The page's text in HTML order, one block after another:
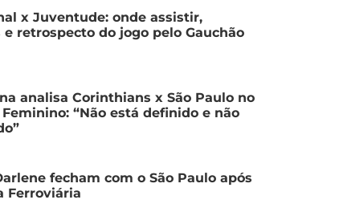
x Juventude: onde assistir,
e retrospecto do jogo pelo Gauchão
analisa Corinthians x São Paulo no
“Não está definido e não
fecham com o São Paulo após
Ferroviária